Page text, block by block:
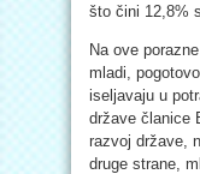
što čini 12,8%
Na ove
mladi,
iseljavaju u
države članice
razvoj države,
druge strane,